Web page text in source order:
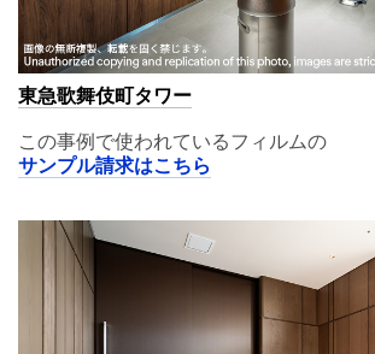
東急歌舞伎町タワー
この事例で使われているフィルムの
サンプル請求はこちら